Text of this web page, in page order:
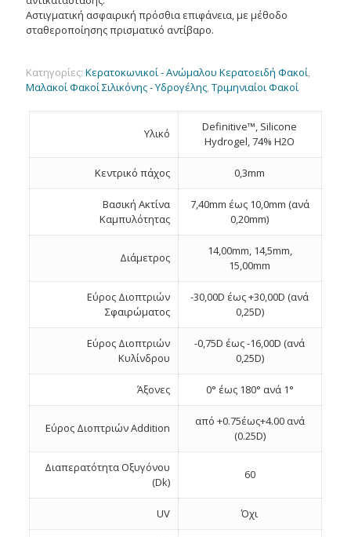
Αστιγματική ασφαιρική πρόσθια επιφάνεια, με μέθοδο
σταθεροποίησης πρισματικό αντίβαρο.
Κατηγορίες: Κερατοκωνικοί - Ανώμαλου Κερατοειδή Φακοί,
Μαλακοί Φακοί Σιλικόνης - Υδρογέλης,Τριμηνιαίοι Φακοί
Υλικό
Definitive™, Silicone
Hydrogel, 74% H2O
Κεντρικό πάχος 0,3mm
Βασική Ακτίνα
Καμπυλότητας
7,40mm έως 10,0mm (ανά
0,20mm)
Διάμετρος
14,00mm, 14,5mm,
15,00mm
Εύρος Διοπτριών
Σφαιρώματος
-30,00D έως +30,00D (ανά
0,25D)
Εύρος Διοπτριών
Κυλίνδρου
-0,75D έως -16,00D (ανά
0,25D)
Άξονες 0° έως 180° ανά 1°
Εύρος Διοπτριών Addition
από +0.75έως+4.00 ανά
(0.25D)
Διαπερατότητα Οξυγόνου
(Dk)
60
UV Όχι